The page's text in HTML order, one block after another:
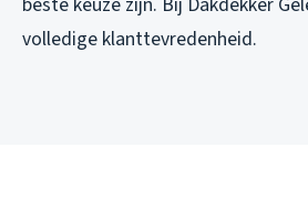
volledige klanttevredenheid.